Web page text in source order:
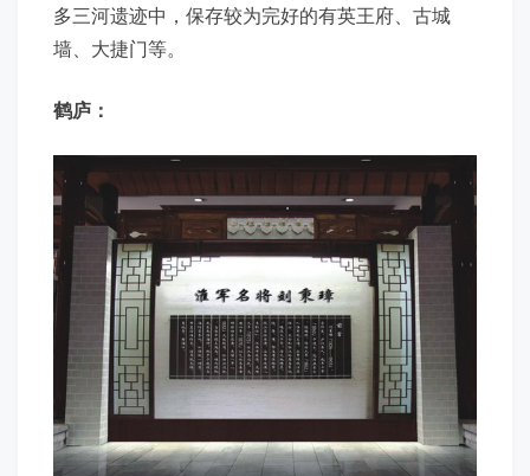
多三河遗迹中，保存较为完好的有英王府、古城
墙、大捷门等。
鹤庐：